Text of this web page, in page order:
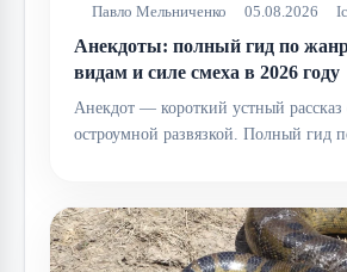
Павло Мельниченко 05.08.2026
Анекдоты: полный гид по
видам и силе смеха в 2026 году
Анекдот — короткий устный
остроумной развязкой. Полный гид